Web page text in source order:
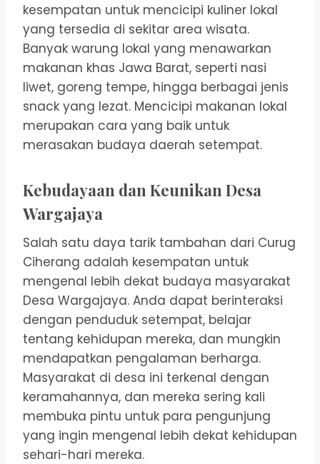
kesempatan untuk mencicipi kuliner lokal
yang tersedia di sekitar area wisata.
Banyak warung lokal yang menawarkan
makanan khas Jawa Barat, seperti nasi
liwet, goreng tempe, hingga berbagai jenis
snack yang lezat. Mencicipi makanan lokal
merupakan cara yang baik untuk
merasakan budaya daerah setempat.
Kebudayaan dan Keunikan Desa
Wargajaya
Salah satu daya tarik tambahan dari Curug
Ciherang adalah kesempatan untuk
mengenal lebih dekat budaya masyarakat
Desa Wargajaya. Anda dapat berinteraksi
dengan penduduk setempat, belajar
tentang kehidupan mereka, dan mungkin
mendapatkan pengalaman berharga.
Masyarakat di desa ini terkenal dengan
keramahannya, dan mereka sering kali
membuka pintu untuk para pengunjung
yang ingin mengenal lebih dekat kehidupan
sehari-hari mereka.